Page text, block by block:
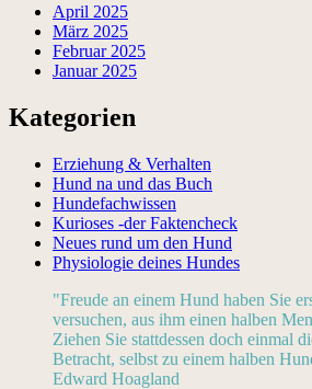
April 2025
März 2025
Februar 2025
Januar 2025
Kategorien
Erziehung & Verhalten
Hund na und das Buch
Hundefachwissen
Kurioses -der Faktencheck
Neues rund um den Hund
Physiologie deines Hundes
"Freude an einem Hund haben Sie
versuchen, aus ihm einen halben
Ziehen Sie stattdessen doch einmal
Betracht, selbst zu einem halben
Edward Hoagland